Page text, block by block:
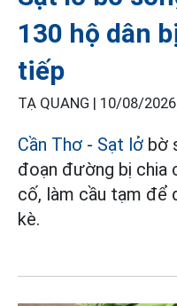
130 hộ dân
tiếp
TẠ QUANG | 10/08/
Cần Thơ - Sạt lở bờ
đoạn đường bị chia
cố, làm cầu tạm để
kè.